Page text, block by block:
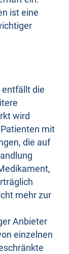
ist eine
entfällt die
wird
mit
die auf
mehr zur
Anbieter
einzelnen